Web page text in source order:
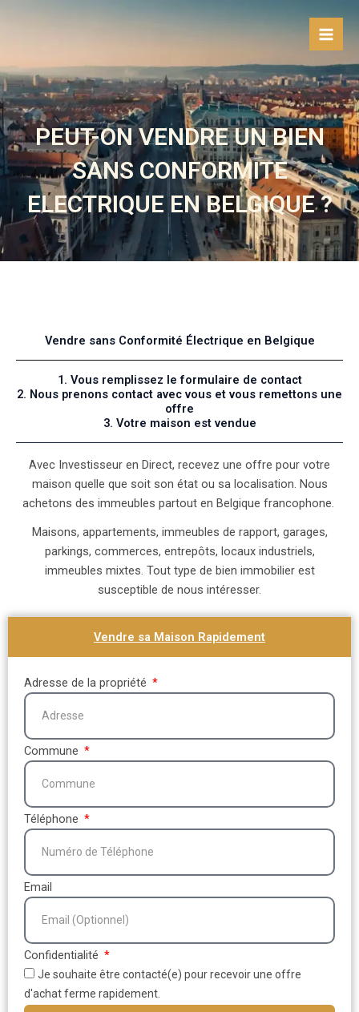
PEUT-ON VENDRE UN BIEN
SANS CONFORMITE
ELECTRIQUE EN BELGIQUE ?
Vendre sans Conformité Électrique en Belgique
1. Vous remplissez le formulaire de contact
2. Nous prenons contact avec vous et vous remettons une
offre
3. Votre maison est vendue
Avec Investisseur en Direct, recevez une offre pour votre
maison quelle que soit son état ou sa localisation. Nous
achetons des immeubles partout en Belgique francophone.
Maisons, appartements, immeubles de rapport, garages,
parkings, commerces, entrepôts, locaux industriels,
immeubles mixtes. Tout type de bien immobilier est
susceptible de nous intéresser.
Vendre sa Maison Rapidement
Adresse de la propriété
Commune
Téléphone
Email
Confidentialité
Je souhaite être contacté(e) pour recevoir une offre
d'achat ferme rapidement.